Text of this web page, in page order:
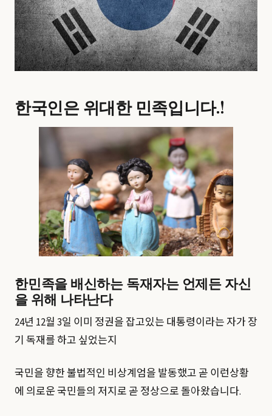
한국인은 위대한 민족입니다.!
한민족을 배신하는 독재자는 언제든 자신
을 위해 나타난다
24년 12월 3일 이미 정권을 잡고있는 대통령이라는 자가 장
기 독재를 하고 싶었는지
국민을 향한 불법적인 비상계엄을 발동했고 곧 이런상황
에 의로운 국민들의 저지로 곧 정상으로 돌아왔습니다.